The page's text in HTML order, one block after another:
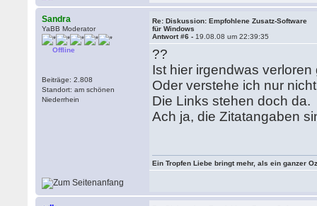
Sandra
YaBB Moderator
Offline
Beiträge: 2.808
Standort: am schönen
Niederrhein
Re: Diskussion: Empfohlene Zusatz-Software
für Windows
Antwort #6 - 19.08.08 um 22:39:35
??
Ist hier irgendwas
Oder verstehe ich nur
Die Links stehen doch da.
Ach ja, die Zitatangaben
Ein Tropfen Liebe bringt mehr, als ein ganzer